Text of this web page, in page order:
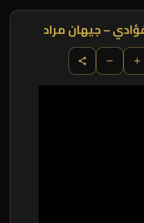
– جيهان مراد
+
−